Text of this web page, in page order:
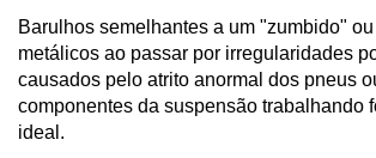
Barulhos semelhantes a um "zumbido"
metálicos ao passar por irregularidades
causados pelo atrito anormal dos pneus
componentes da suspensão trabalhando
ideal.